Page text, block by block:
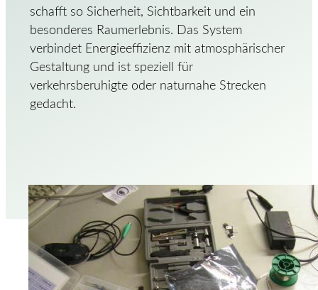
schafft so Sicherheit, Sichtbarkeit und ein
besonderes Raumerlebnis. Das System
verbindet Energieeffizienz mit atmosphärischer
Gestaltung und ist speziell für
verkehrsberuhigte oder naturnahe Strecken
gedacht.